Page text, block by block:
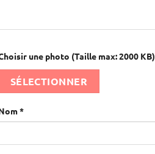
une photo (Taille max: 2000 KB)
SÉLECTIONNER
*